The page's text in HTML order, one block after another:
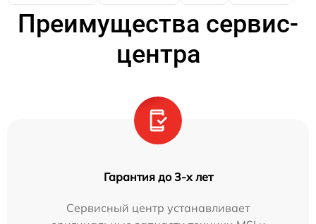
Преимущества сервис-
центра
Гарантия до 3-х лет
Сервисный центр устанавливает